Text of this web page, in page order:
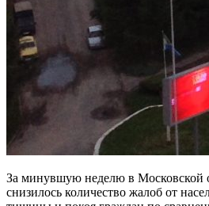
За минувшую неделю в Московской
снизилось количество жалоб от